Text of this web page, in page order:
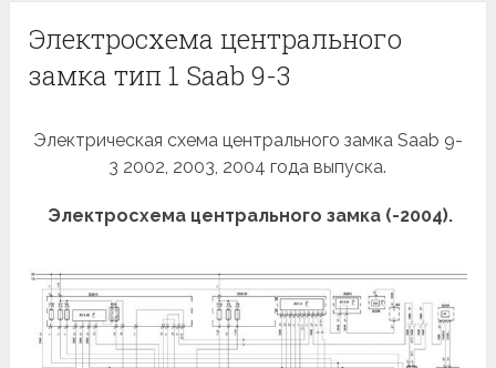
Электросхема центрального
замка тип 1 Saab 9-3
Электрическая схема центрального замка Saab 9-
3 2002, 2003, 2004 года выпуска.
Электросхема центрального замка (-2004).